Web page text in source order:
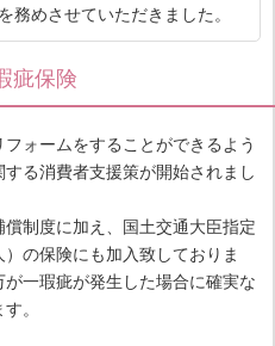
務めさせていただきました。
疵保険
ォームをすることができるよう
る消費者支援策が開始されまし
制度に加え、国土交通大臣指定
の保険にも加入致しておりま
一瑕疵が発生した場合に確実な
。